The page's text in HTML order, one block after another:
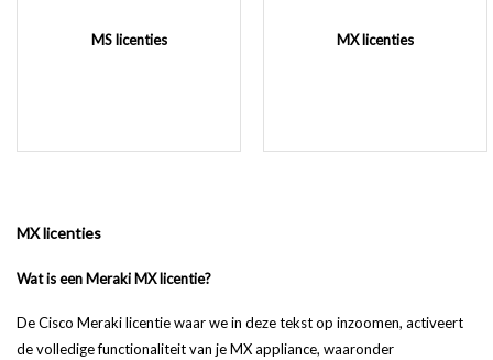
MS licenties MX licenties
MX licenties
Wat is een Meraki MX licentie?
De Cisco Meraki licentie waar we in deze tekst op inzoomen, activeert
de volledige functionaliteit van je MX appliance, waaronder